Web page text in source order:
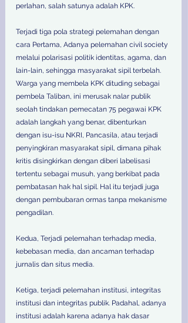
perlahan, salah satunya adalah KPK.
Terjadi tiga pola strategi pelemahan dengan
cara Pertama, Adanya pelemahan civil society
melalui polarisasi politik identitas, agama, dan
lain-lain, sehingga masyarakat sipil terbelah.
Warga yang membela KPK dituding sebagai
pembela Taliban, ini merusak nalar publik
seolah tindakan pemecatan 75 pegawai KPK
adalah langkah yang benar, dibenturkan
dengan isu-isu NKRI, Pancasila, atau terjadi
penyingkiran masyarakat sipil, dimana pihak
kritis disingkirkan dengan diberi labelisasi
tertentu sebagai musuh, yang berkibat pada
pembatasan hak hal sipil. Hal itu terjadi juga
dengan pembubaran ormas tanpa mekanisme
pengadilan.
Kedua, Terjadi pelemahan terhadap media,
kebebasan media, dan ancaman terhadap
jurnalis dan situs media.
Ketiga, terjadi pelemahan institusi, integritas
institusi dan integritas publik. Padahal, adanya
institusi adalah karena adanya hak dasar